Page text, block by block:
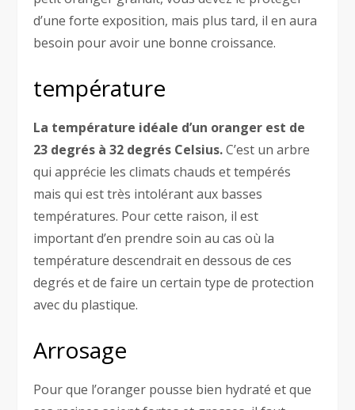
d’une forte exposition, mais plus tard, il en aura
besoin pour avoir une bonne croissance.
température
La température idéale d’un oranger est de
23 degrés à 32 degrés Celsius.C’est un arbre
qui apprécie les climats chauds et tempérés
mais qui est très intolérant aux basses
températures. Pour cette raison, il est
important d’en prendre soin au cas où la
température descendrait en dessous de ces
degrés et de faire un certain type de protection
avec du plastique.
Arrosage
Pour que l’oranger pousse bien hydraté et que